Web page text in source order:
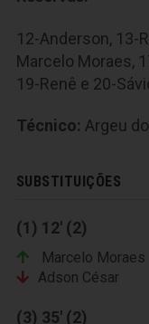
12-Anderson, 13-
Marcelo Moraes,
19-Renê e 20-
Técnico: Argeu
SUBSTITUIÇÕES
(1) 12' (2)
Marcelo Moraes
Adson César
(3) 35' (2)